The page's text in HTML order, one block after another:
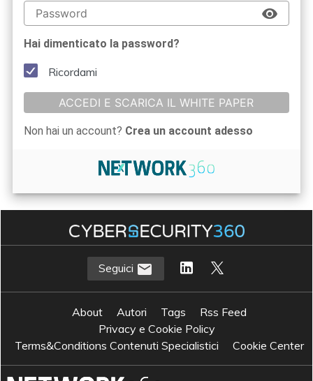
Hai dimenticato la password?
Ricordami
ACCEDI E SCARICA IL WHITE PAPER
Non hai un account? Crea un account adesso
Seguici
About Autori Tags
Rss Feed
Privacy e Cookie Policy
Terms&Conditions Contenuti Specialistici
Cookie Center